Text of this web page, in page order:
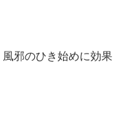
邪のひき始めに効果